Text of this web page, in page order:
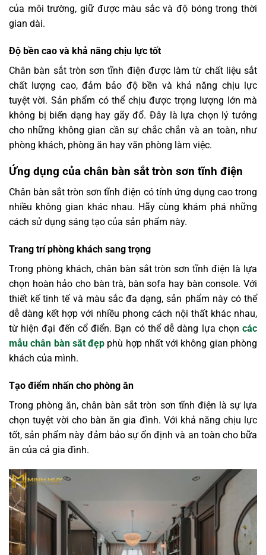
của môi trường, giữ được màu sắc và độ bóng trong thời
gian dài.
Độ bền cao và khả năng chịu lực tốt
Chân bàn sắt tròn sơn tĩnh điện được làm từ chất liệu sắt
chất lượng cao, đảm bảo độ bền và khả năng chịu lực
tuyệt vời. Sản phẩm có thể chịu được trọng lượng lớn mà
không bị biến dạng hay gãy đổ. Đây là lựa chọn lý tưởng
cho những không gian cần sự chắc chắn và an toàn, như
phòng khách, phòng ăn hay văn phòng làm việc.
Ứng dụng của chân bàn sắt tròn sơn tĩnh điện
Chân bàn sắt tròn sơn tĩnh điện có tính ứng dụng cao trong
nhiều không gian khác nhau. Hãy cùng khám phá những
cách sử dụng sáng tạo của sản phẩm này.
Trang trí phòng khách sang trọng
Trong phòng khách, chân bàn sắt tròn sơn tĩnh điện là lựa
chọn hoàn hảo cho bàn trà, bàn sofa hay bàn console. Với
thiết kế tinh tế và màu sắc đa dạng, sản phẩm này có thể
dễ dàng kết hợp với nhiều phong cách nội thất khác nhau,
từ hiện đại đến cổ điển. Bạn có thể dễ dàng lựa chọn các
mẫu chân bàn sắt đẹp phù hợp nhất với không gian phòng
khách của mình.
Tạo điểm nhấn cho phòng ăn
Trong phòng ăn, chân bàn sắt tròn sơn tĩnh điện là sự lựa
chọn tuyệt vời cho bàn ăn gia đình. Với khả năng chịu lực
tốt, sản phẩm này đảm bảo sự ổn định và an toàn cho bữa
ăn của cả gia đình.